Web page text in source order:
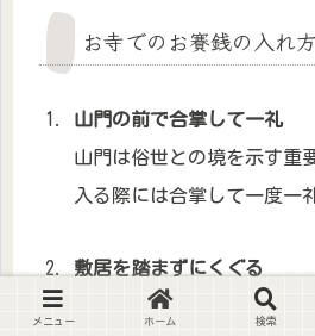
お寺でのお賽銭の入れ方
山門の前で合掌して一礼
山門は俗世との境を示す重
入る際には合掌して一度一
敷居を踏まずにくぐる
山門を通る際には、敷居を
メニュー ホーム 検索